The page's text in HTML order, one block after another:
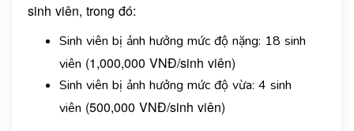
sinh viên, trong đó:
Sinh viên bị ảnh hưởng mức độ nặng: 18 sinh
viên (1,000,000 VNĐ/sinh viên)
Sinh viên bị ảnh hưởng mức độ vừa: 4 sinh
viên (500,000 VNĐ/sinh viên)